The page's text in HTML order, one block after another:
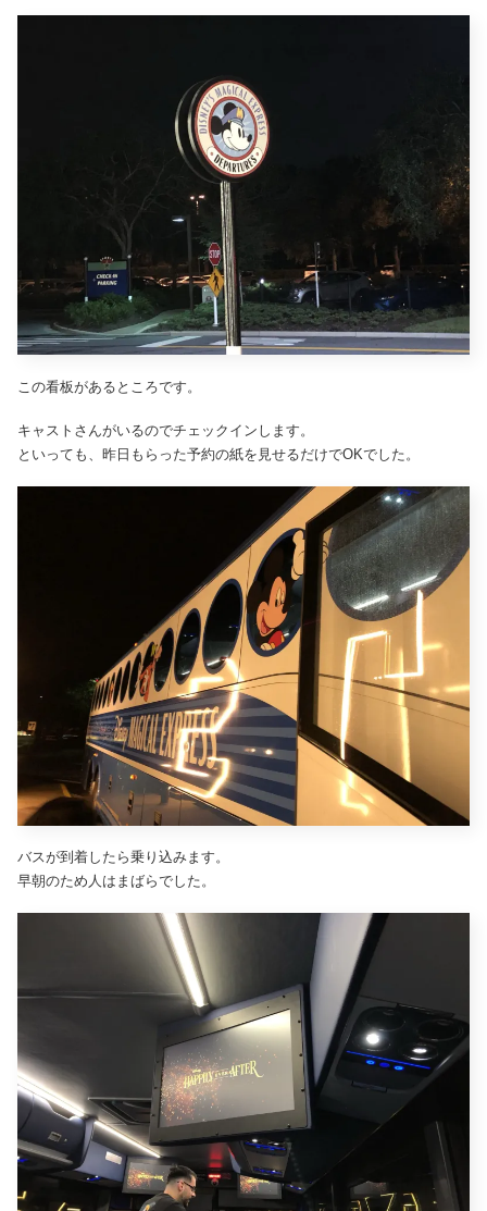
この看板があるところです。
キャストさんがいるのでチェックインします。
といっても、昨日もらった予約の紙を見せるだけでOKでした。
バスが到着したら乗り込みます。
早朝のため人はまばらでした。